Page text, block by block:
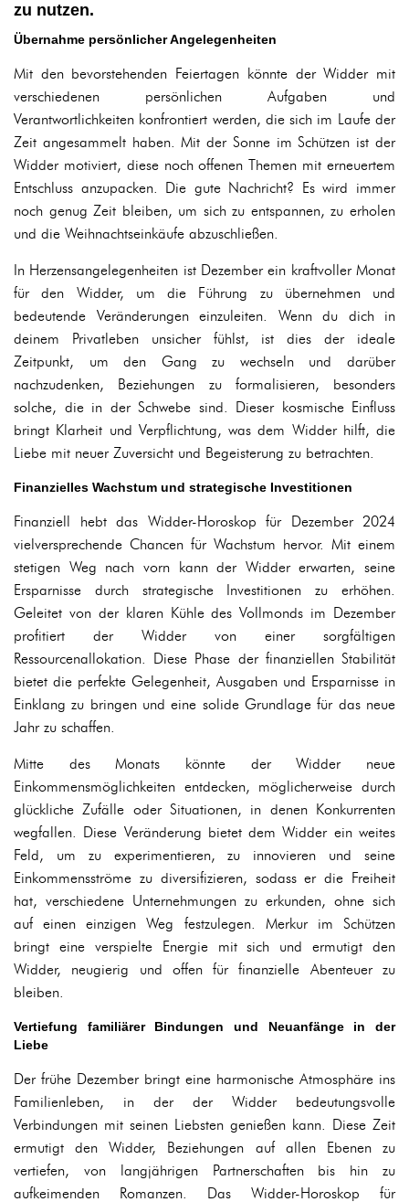
zu nutzen.
Übernahme persönlicher Angelegenheiten
Mit den bevorstehenden Feiertagen könnte der Widder mit
verschiedenen persönlichen Aufgaben und
Verantwortlichkeiten konfrontiert werden, die sich im Laufe der
Zeit angesammelt haben. Mit der Sonne im Schützen ist der
Widder motiviert, diese noch offenen Themen mit erneuertem
Entschluss anzupacken. Die gute Nachricht? Es wird immer
noch genug Zeit bleiben, um sich zu entspannen, zu erholen
und die Weihnachtseinkäufe abzuschließen.
In Herzensangelegenheiten ist Dezember ein kraftvoller Monat
für den Widder, um die Führung zu übernehmen und
bedeutende Veränderungen einzuleiten. Wenn du dich in
deinem Privatleben unsicher fühlst, ist dies der ideale
Zeitpunkt, um den Gang zu wechseln und darüber
nachzudenken, Beziehungen zu formalisieren, besonders
solche, die in der Schwebe sind. Dieser kosmische Einfluss
bringt Klarheit und Verpflichtung, was dem Widder hilft, die
Liebe mit neuer Zuversicht und Begeisterung zu betrachten.
Finanzielles Wachstum und strategische Investitionen
Finanziell hebt das Widder-Horoskop für Dezember 2024
vielversprechende Chancen für Wachstum hervor. Mit einem
stetigen Weg nach vorn kann der Widder erwarten, seine
Ersparnisse durch strategische Investitionen zu erhöhen.
Geleitet von der klaren Kühle des Vollmonds im Dezember
profitiert der Widder von einer sorgfältigen
Ressourcenallokation. Diese Phase der finanziellen Stabilität
bietet die perfekte Gelegenheit, Ausgaben und Ersparnisse in
Einklang zu bringen und eine solide Grundlage für das neue
Jahr zu schaffen.
Mitte des Monats könnte der Widder neue
Einkommensmöglichkeiten entdecken, möglicherweise durch
glückliche Zufälle oder Situationen, in denen Konkurrenten
wegfallen. Diese Veränderung bietet dem Widder ein weites
Feld, um zu experimentieren, zu innovieren und seine
Einkommensströme zu diversifizieren, sodass er die Freiheit
hat, verschiedene Unternehmungen zu erkunden, ohne sich
auf einen einzigen Weg festzulegen. Merkur im Schützen
bringt eine verspielte Energie mit sich und ermutigt den
Widder, neugierig und offen für finanzielle Abenteuer zu
bleiben.
Vertiefung familiärer Bindungen und Neuanfänge in der
Liebe
Der frühe Dezember bringt eine harmonische Atmosphäre ins
Familienleben, in der der Widder bedeutungsvolle
Verbindungen mit seinen Liebsten genießen kann. Diese Zeit
ermutigt den Widder, Beziehungen auf allen Ebenen zu
vertiefen, von langjährigen Partnerschaften bis hin zu
aufkeimenden Romanzen. Das Widder-Horoskop für